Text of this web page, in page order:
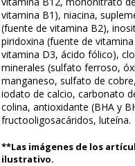
vitamina B1), niacina,
(fuente de vitamina B2),
piridoxina (fuente de
vitamina D3, ácido fólico),
minerales (sulfato ferroso,
manganeso, sulfato de
iodato de calcio, carbonato
colina, antioxidante (BHA y
fructooligosacáridos, luteína.
**Las imágenes de los
ilustrativo.